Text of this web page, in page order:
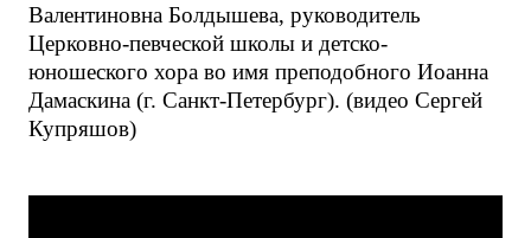
Валентиновна Болдышева, руководитель
Церковно-певческой школы и детско-
юношеского хора во имя преподобного Иоанна
Дамаскина (г. Санкт-Петербург). (видео Сергей
Купряшов)